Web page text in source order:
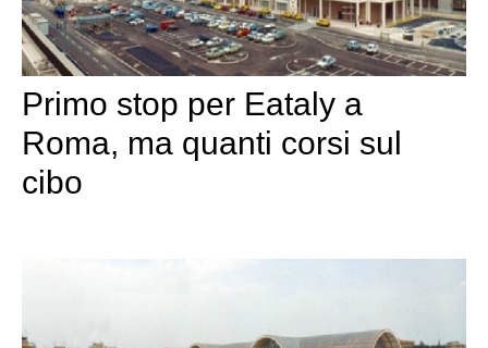
Primo stop per Eataly a
Roma, ma quanti corsi sul
cibo